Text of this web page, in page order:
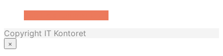
Copyright IT Kontoret
×